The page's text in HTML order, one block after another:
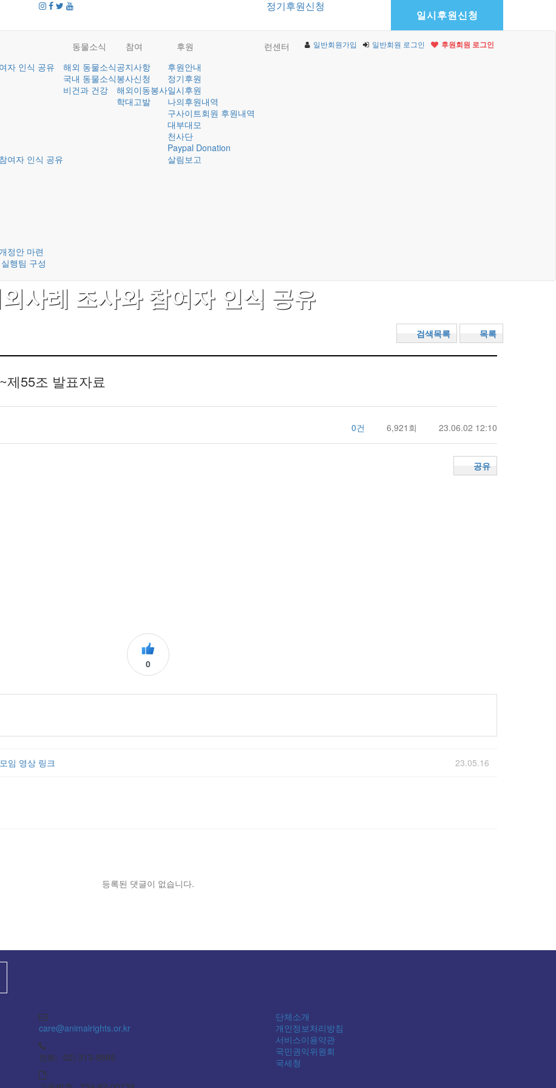
정기후원신청
일시후원신청
자 인식 공유
여자 인식 공유
정안 마련
행팀 구성
동물소식
해외 동물소식
국내 동물소식
비건과 건강
참여
공지사항
봉사신청
해외이동봉사
학대고발
후원
후원안내
정기후원
일시후원
나의후원내역
구사이트회원 후원내역
대부대모
천사단
Paypal Donation
살림보고
런센터 일반회원가입 일반회원 로그인 후원회원 로그인
사례 조사와 참여자 인식 공유
검색목록 목록
제55조 발표자료
0건 6,921회 23.06.02 12:10
공유
0
임 영상 링크 23.05.16
등록된 댓글이 없습니다.
care@animalrights.or.kr
전화: 02) 313-8886
단체소개
개인정보처리방침
서비스이용약관
국민권익위원회
국세청